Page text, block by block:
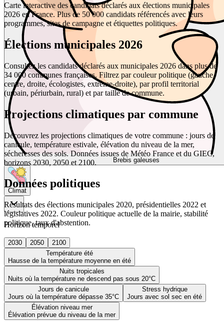
Brebis galeuses
Climat
Horizon temporel
2030 2050
2100
Température été
Hausse de la température moyenne en été
Nuits tropicales
Nuits où la température ne descend pas sous 20°C
Jours de canicule
Jours où la température dépasse 35°C
Stress hydrique
Jours avec sol sec en été
Élévation niveau mer
Élévation prévue du niveau de la mer
Carte interactive des candidats déclarés aux élections municipales
2026 en France. Plus de 50 000 candidats référencés avec leurs
programmes, sites de campagne et étiquettes politiques.
Élections municipales 2026
Consultez les candidats déclarés aux municipales 2026 dans plus de
34 000 communes françaises. Filtrez par couleur politique (gauche,
centre, droite, écologistes, extrême-droite), par profil territorial
(urbain, périurbain, rural) et par taille de commune.
Projections climatiques par commune
Découvrez les projections climatiques de votre commune : jours de
canicule, température estivale, élévation du niveau de la mer,
sécheresses des sols. Données issues de Météo France et du GIEC,
horizons 2030, 2050 et 2100.
Données politiques
Résultats des élections municipales 2020, présidentielles 2022 et
législatives 2022. Couleur politique actuelle de la mairie, stabilité
politique, taux d'abstention.